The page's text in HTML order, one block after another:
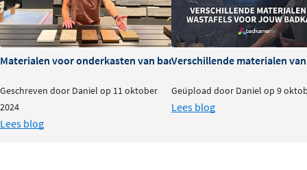
Materialen voor onderkasten van badkamermeubels: voor- en
Geschreven door Daniel op 11 oktober
2024
Lees blog
Verschillende materialen
Geüpload door Daniel op 9
Lees blog